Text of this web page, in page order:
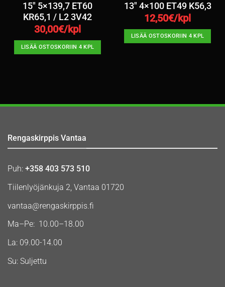
15″ 5×139,7 ET60
KR65,1 / L2 3V42
30,00€/kpl
LISÄÄ OSTOSKORIIN 4 KPL
13″ 4×100 ET49 K56,3
12,50€/kpl
LISÄÄ OSTOSKORIIN 4 KPL
Rengaskirppis Vantaa
Puh: +358 403 573 510
Tiilenlyöjänkuja 2, Vantaa 01720
vantaa@rengaskirppis.fi
Ma–Pe: 10.00–18.00
La: 09.00-14.00
Su: Suljettu